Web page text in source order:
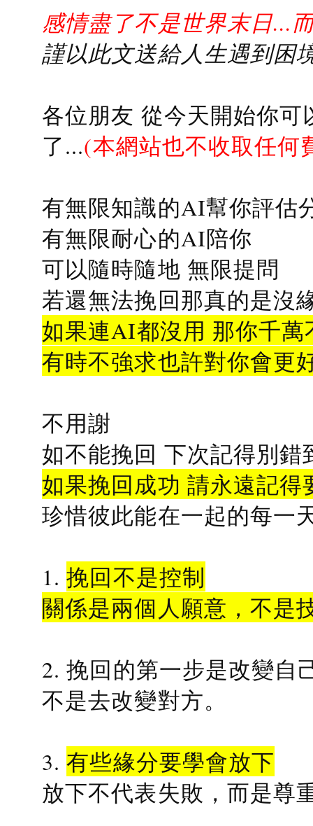
感情盡了不是世界末日...
謹以此文送給人生遇到困
各位朋友 從今天開始你
了...(本網站也不收取任何
有無限知識的AI幫你評估
有無限耐心的AI陪你
可以隨時隨地 無限提問
若還無法挽回那真的是沒
如果連AI都沒用 那你千
有時不強求也許對你會更
不用謝
如不能挽回 下次記得別錯
如果挽回成功 請永遠記得
珍惜彼此能在一起的每一
1.挽回不是控制
關係是兩個人願意，不是
2. 挽回的第一步是改變自
不是去改變對方。
3.有些緣分要學會放下
放下不代表失敗，而是尊